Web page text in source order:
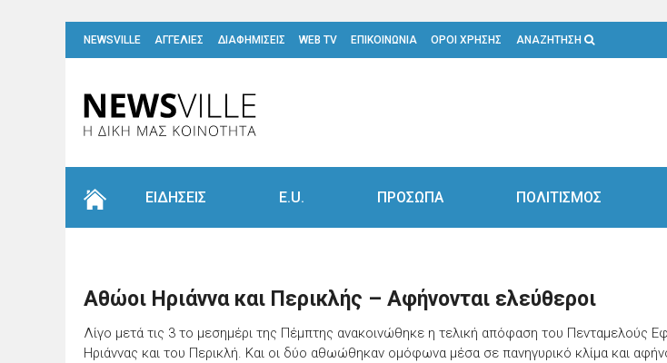
NEWSVILLE ΑΓΓΕΛΙΕΣ ΔΙΑΦΗΜΙΣΕΙΣ WEB TV ΕΠΙΚΟΙΝΩΝΙΑ ΟΡΟΙ ΧΡΗΣΗΣ ΑΝΑΖΗΤΗΣΗ
ΕΙΔΗΣΕΙΣ E.U. ΠΡΟΣΩΠΑ ΠΟΛΙΤΙΣΜΟΣ
Αθώοι Ηριάννα και Περικλής – Αφήνονται ελεύθεροι
Λίγο μετά τις 3 το μεσημέρι της Πέμπτης ανακοινώθηκε η τελική απόφαση του Πενταμελούς
Ηριάννας και του Περικλή. Και οι δύο αθωώθηκαν ομόφωνα μέσα σε πανηγυρικό κλίμα και